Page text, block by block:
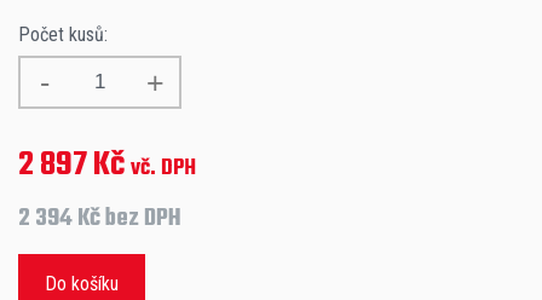
Počet kusů:
2 897 Kčvč. DPH
2 394 Kč bez DPH
Do košíku